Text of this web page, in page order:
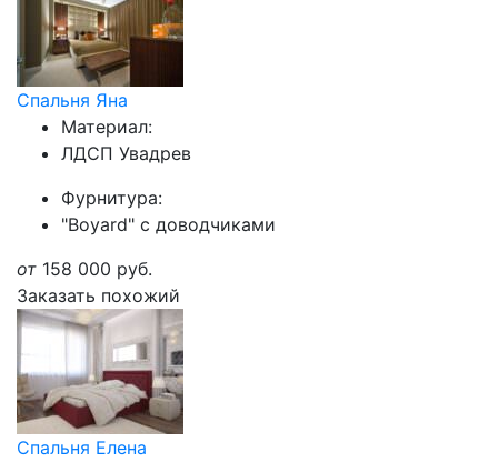
Спальня Яна
Материал:
ЛДСП Увадрев
Фурнитура:
"Boyard" с доводчиками
от 158 000 руб.
Заказать похожий
Спальня Елена